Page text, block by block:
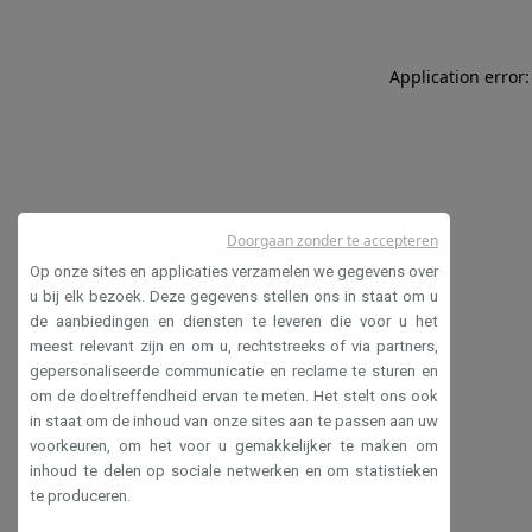
Application
Op onze sites en applicaties verzamelen we gegevens over
u bij elk bezoek. Deze gegevens stellen ons in staat om u
de aanbiedingen en diensten te leveren die voor u het
meest relevant zijn en om u, rechtstreeks of via partners,
gepersonaliseerde communicatie en reclame te sturen en
om de doeltreffendheid ervan te meten. Het stelt ons ook
in staat om de inhoud van onze sites aan te passen aan uw
voorkeuren, om het voor u gemakkelijker te maken om
inhoud te delen op sociale netwerken en om statistieken
te produceren.
Doorgaan zonder te accepteren